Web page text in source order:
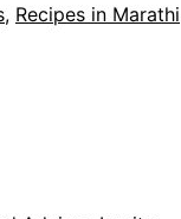
, Recipes in Marathi